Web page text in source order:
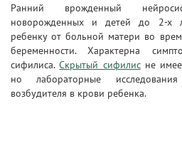
Ранний врожденный
новорожденных и детей до 2-х
ребенку от больной матери во
беременности. Характерна
сифилиса.Скрытый сифилисне
но лабораторные
возбудителя в крови ребенка.